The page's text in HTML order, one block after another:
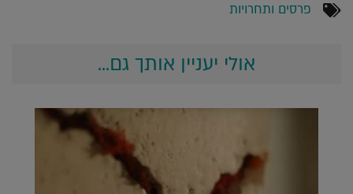
פרסים ותחרויות
אולי יעניין אותך גם...